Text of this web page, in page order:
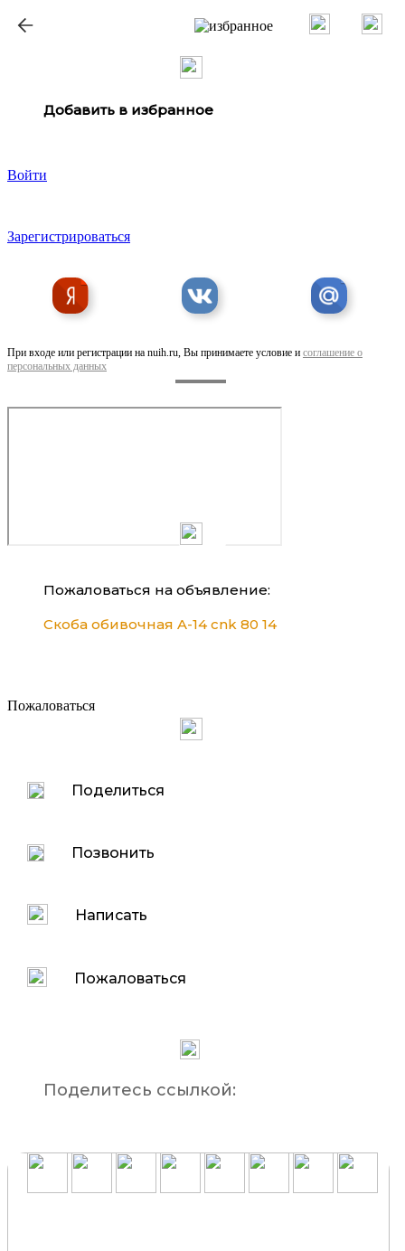
Добавить в избранное
Войти
Зарегистрироваться
При входе или регистрации на nuih.ru, Вы принимаете условие и соглашение о
персональных данных
Пожаловаться на объявление:
Скоба обивочная A-14 cnk 80 14
Пожаловаться
Поделиться
Позвонить
Написать
Пожаловаться
Поделитесь ссылкой: